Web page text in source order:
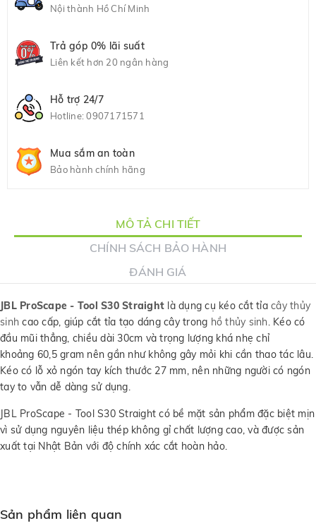
Nội thành Hồ Chí Minh
Trả góp 0% lãi suất
Liên kết hơn 20 ngân hàng
Hỗ trợ 24/7
Hotline:0907171571
Mua sắm an toàn
Bảo hành chính hãng
MÔ TẢ CHI TIẾT
CHÍNH SÁCH BẢO HÀNH
ĐÁNH GIÁ
JBL ProScape - Tool S30 Straight là dụng cụ kéo cắt tỉacây thủy
sinh cao cấp, giúp cắt tỉa tạo dáng cây trong hồ thủy sinh. Kéo có
đầu mũi thẳng, chiều dài 30cm và trọng lượng khá nhẹ chỉ
khoảng 60,5 gram nên gần như không gây mỏi khi cần thao tác lâu.
Kéo có lỗ xỏ ngón tay kích thước 27 mm, nên những người có ngón
tay to vẫn dễ dàng sử dụng.
JBL ProScape - Tool S30 Straight có bề mặt sản phẩm đặc biệt mịn
vì sử dụng nguyên liệu thép không gỉ chất lượng cao, và được sản
xuất tại Nhật Bản với độ chính xác cắt hoàn hảo.
Sản phẩm liên quan